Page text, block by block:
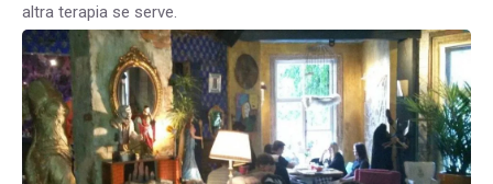
altra terapia se serve.